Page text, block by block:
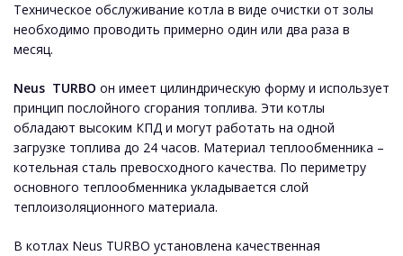
Техническое обслуживание котла в виде очистки от золы
необходимо проводить примерно один или два раза в
месяц.
Neus TURBO он имеет цилиндрическую форму и использует
принцип послойного сгорания топлива. Эти котлы
обладают высоким КПД и могут работать на одной
загрузке топлива до 24 часов. Материал теплообменника –
котельная сталь превосходного качества. По периметру
основного теплообменника укладывается слой
теплоизоляционного материала.
В котлах Neus TURBO установлена ​​качественная